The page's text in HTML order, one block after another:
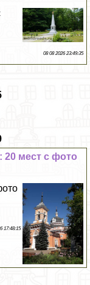
08 08 2026 23:49:35
20 мест с фото
17:48:15